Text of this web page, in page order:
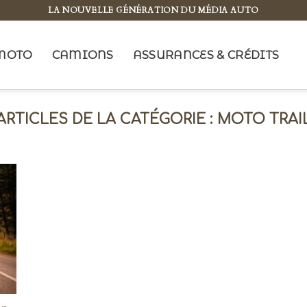
LA NOUVELLE GÉNÉRATION DU MÉDIA AUTO
CAMIONS ASSURANCES & CRÉDITS
MOTO